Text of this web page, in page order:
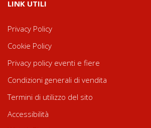
LINK UTILI
Privacy Policy
Cookie Policy
Privacy policy eventi e fiere
Condizioni generali di vendita
Termini di utilizzo del sito
Accessibilità